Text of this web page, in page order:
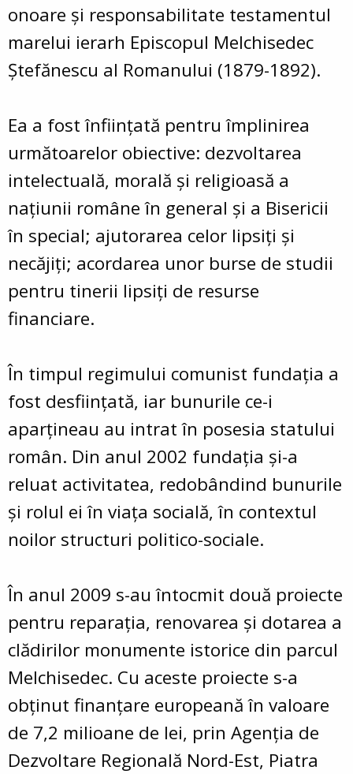
onoare şi responsabilitate testamentul
marelui ierarh Episcopul Melchisedec
Ştefănescu al Romanului (1879-1892).
Ea a fost înfiinţată pentru împlinirea
următoarelor obiective: dezvoltarea
intelectuală, morală şi religioasă a
naţiunii române în general şi a Bisericii
în special; ajutorarea celor lipsiţi şi
necăjiţi; acordarea unor burse de studii
pentru tinerii lipsiţi de resurse
financiare.
În timpul regimului comunist fundaţia a
fost desfiinţată, iar bunurile ce-i
aparţineau au intrat în posesia statului
român. Din anul 2002 fundaţia şi-a
reluat activitatea, redobândind bunurile
şi rolul ei în viaţa socială, în contextul
noilor structuri politico-sociale.
În anul 2009 s-au întocmit două proiecte
pentru reparația, renovarea și dotarea a
clădirilor monumente istorice din parcul
Melchisedec. Cu aceste proiecte s-a
obținut finanțare europeană în valoare
de 7,2 milioane de lei, prin Agenția de
Dezvoltare Regională Nord-Est, Piatra